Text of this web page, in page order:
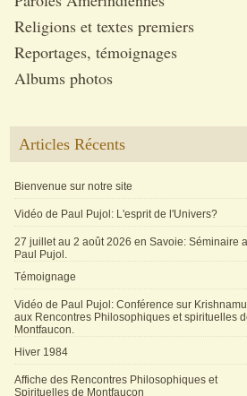
Religions et textes premiers
Reportages, témoignages
Albums photos
Articles Récents
Bienvenue sur notre site
Vidéo de Paul Pujol: L'esprit de l'Univers?
27 juillet au 2 août 2026 en Savoie: Séminaire
Paul Pujol.
Témoignage
Vidéo de Paul Pujol: Conférence sur
aux Rencontres Philosophiques et spirituelles
Montfaucon.
Hiver 1984
Affiche des Rencontres Philosophiques et
Spirituelles de Montfaucon